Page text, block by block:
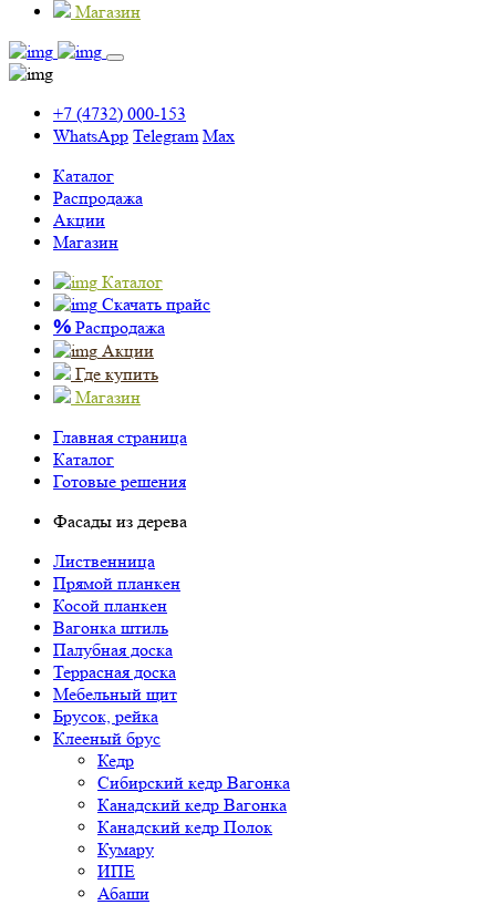
Магазин
+7 (4732) 000-153
WhatsApp Telegram Max
Каталог
Распродажа
Акции
Магазин
Каталог
Скачать прайс
% Распродажа
Акции
Где купить
Магазин
Главная страница
Каталог
Готовые решения
Фасады из дерева
Лиственница
Прямой планкен
Косой планкен
Вагонка штиль
Палубная доска
Террасная доска
Мебельный щит
Брусок, рейка
Клееный брус
Кедр
Сибирский кедр Вагонка
Канадский кедр Вагонка
Канадский кедр Полок
Кумару
ИПЕ
Абаши